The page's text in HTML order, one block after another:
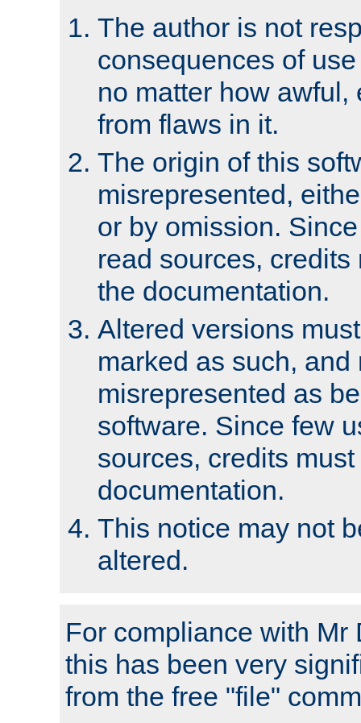
The author is not
consequences of
no matter how awful,
from flaws in it.
The origin of this
misrepresented,
or by omission.
read sources,
the documentation.
Altered versions
marked as such, and
misrepresented as
software. Since few
sources, credits
documentation.
This notice may not
altered.
For compliance with Mr
this has been very
from the free "file"